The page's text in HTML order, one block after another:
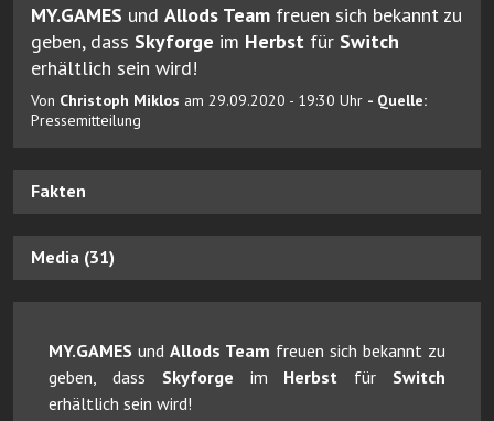
MY.GAMES und Allods Team freuen sich bekannt zu
geben, dass Skyforge im Herbst für Switch
erhältlich sein wird!
Von Christoph Miklos am 29.09.2020 - 19:30 Uhr - Quelle:
Pressemitteilung
Fakten
Media (31)
MY.GAMES und Allods Team freuen sich bekannt zu
geben, dass Skyforge im Herbst für Switch
erhältlich sein wird!